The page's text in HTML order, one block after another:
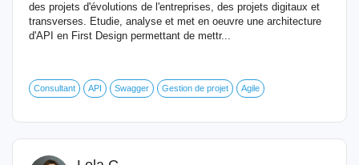
des projets d'évolutions de l'entreprises, des projets digitaux et
transverses. Etudie, analyse et met en oeuvre une architecture
d'API en First Design permettant de mettr...
Consultant API Swagger Gestion de projet Agile